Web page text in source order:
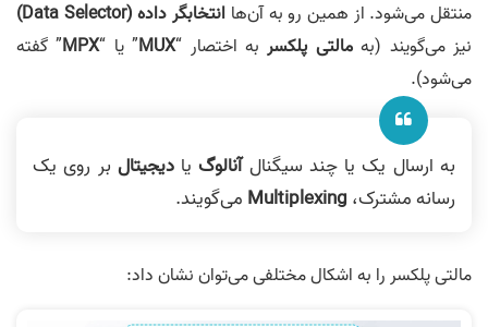
منتقل می‌شود. از همین رو به آن‌ها انتخابگر داده (Data Selector
)
نیز می‌گویند (بهمالتی پلکسربه اختصار “MUX” یا “MPX” گفته
می‌شود).
به ارسال یک یا چند سیگنالآنالوگیادیجیتال بر روی یک
رسانه مشترک، Multiplexing می‌گویند.
مالتی پلکسر را به اشکال مختلفی می‌توان نشان داد: